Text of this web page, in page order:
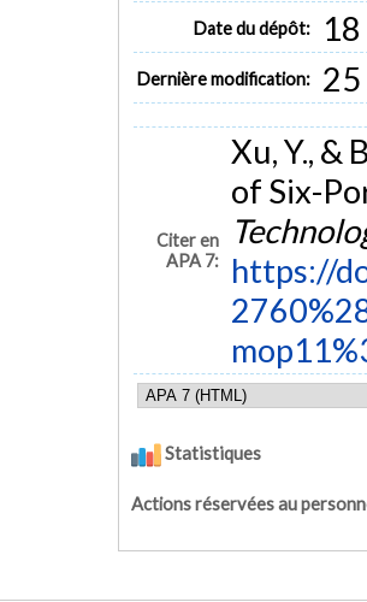
Date du dépôt:
Dernière modification:
Citer en
APA 7:
Xu, Y., &
of Six-
https://
Statistiques
Actions réservées au